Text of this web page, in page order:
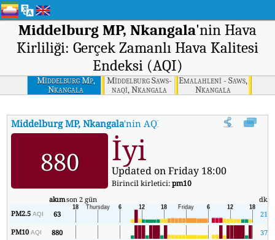
Middelburg MP, Nkangala'nin Hava
Kirliliği: Gerçek Zamanlı Hava Kalitesi
Endeksi (AQI)
Middelburg Mp,
Nkangala
Middelburg Saws-
naqi, Nkangala
Emalahleni - Saws,
Nkangala
Middelburg MP, Nkangala'nin AQI'si Middelburg MP,
880 İyi
Updated on Friday 18:00
Birincil kirletici:pm10
akımson 2 gün dk.
PM2.5AQI 63
21
PM10AQI 880
37